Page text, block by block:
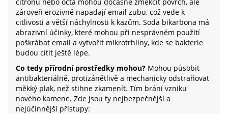
zároveň erozivně napadají email zubu, což vede k
citlivosti a větší náchylnosti k kazům. Soda bikarbona má
abrazivní účinky, které mohou při nesprávném použití
poškrábat email a vytvořit mikrotrhliny, kde se bakterie
budou cítit ještě lépe.
Co tedy přírodní prostředky mohou? Mohou působit
antibakteriálně, protizánětlivě a mechanicky odstraňovat
měkký plak, než stihne zkamenít. Tím brání vzniku
nového kamene. Zde jsou ty nejbezpečnější a
nejúčinnější přístupy: